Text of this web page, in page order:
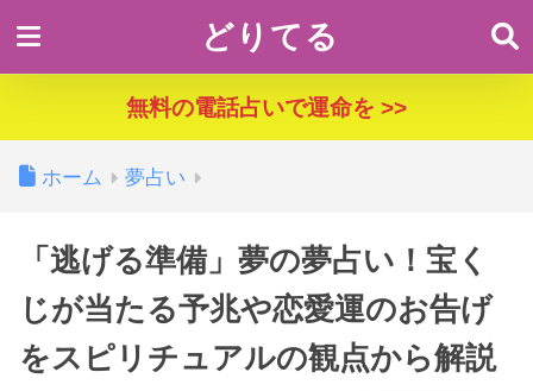
どりてる
無料の電話占いで運命を >>
ホーム 夢占い
「逃げる準備」夢の夢占い！宝く
じが当たる予兆や恋愛運のお告げ
をスピリチュアルの観点から解説